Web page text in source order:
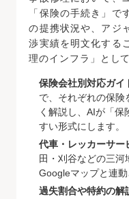
「保険の手続き」で
の提携状況や、アジ
渉実績を明文化する
理のインフラ」とし
保険会社別対応ガイ
で、それぞれの保険
く解説し、AIが「
すい形式にします。
代車・レッカーサー
田・刈谷などの三河
Googleマップと連動
過失割合や特約の解